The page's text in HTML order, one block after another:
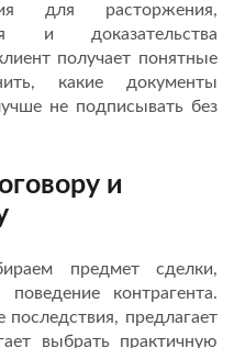
для расторжения,
и доказательства
получает понятные
какие документы
не подписывать без
и
предмет сделки,
контрагента.
предлагает
выбрать практичную